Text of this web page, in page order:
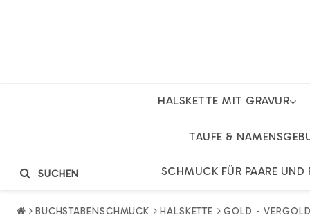
HALSKETTE MIT GRAVUR
TAUFE &
SCHMUCK FÜR PAARE UND
SUCHEN
BUCHSTABENSCHMUCK HALSKETTE GOLD -